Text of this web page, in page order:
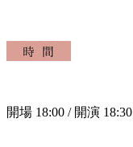
開場 18:00 / 開演 18:30